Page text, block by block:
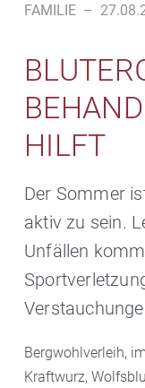
FAMILIE –
HILFT
Der Sommer
aktiv zu sein.
Unfällen
Bergwohlverleih,
Kraftwurz,